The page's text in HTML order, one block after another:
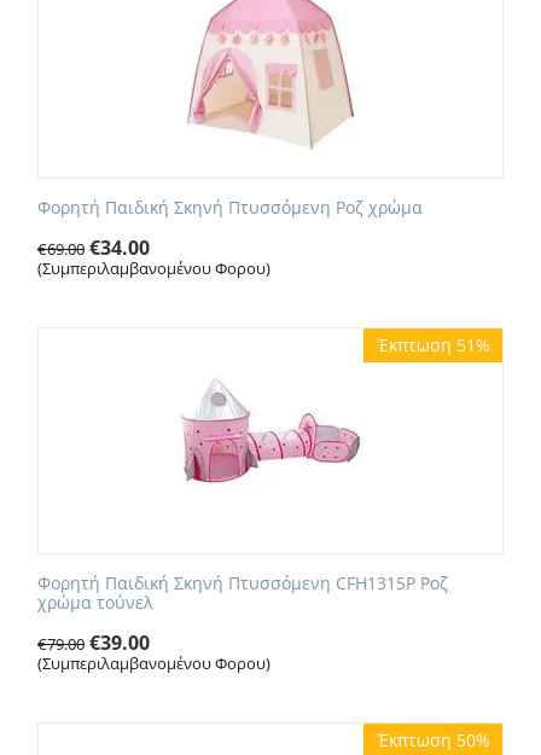
Φορητή Παιδική Σκηνή Πτυσσόμενη Ροζ χρώμα
€69.00 €34.00
(Συμπεριλαμβανομένου Φορου)
Έκπτωση 51%
Φορητή Παιδική Σκηνή Πτυσσόμενη CFH1315P Ροζ
χρώμα τούνελ
€79.00 €39.00
(Συμπεριλαμβανομένου Φορου)
Έκπτωση 50%